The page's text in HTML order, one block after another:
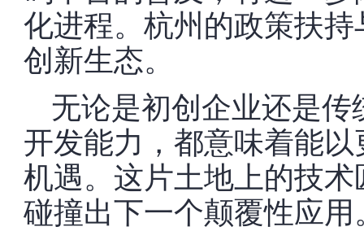
化进程。杭州的政策扶
创新生态。
无论是初创企业还是
开发能力，都意味着能
机遇。这片土地上的技
碰撞出下一个颠覆性应用